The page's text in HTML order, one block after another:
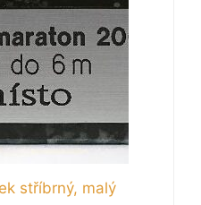
stříbrný, malý